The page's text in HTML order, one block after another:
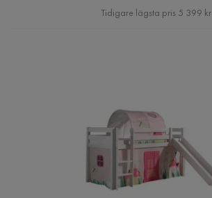
Pris
Tidigare lägsta pris 5 399 kr